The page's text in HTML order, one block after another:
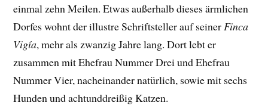
einmal zehn Meilen. Etwas außerhalb dieses ärmlichen
Dorfes wohnt der illustre Schriftsteller auf seiner Finca
Vigía, mehr als zwanzig Jahre lang. Dort lebt er
zusammen mit Ehefrau Nummer Drei und Ehefrau
Nummer Vier, nacheinander natürlich, sowie mit sechs
Hunden und achtunddreißig Katzen.